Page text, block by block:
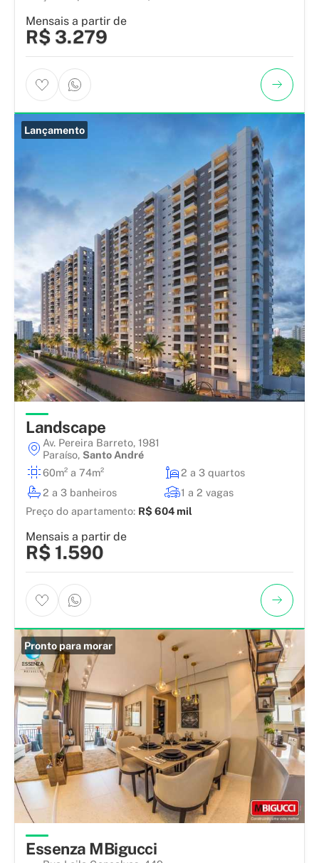
Mensais a partir de
R$ 3.279
Lançamento
Landscape
Av. Pereira Barreto, 1981
Paraíso, Santo André
60m² a 74m²
2 a 3 quartos
2 a 3 banheiros
1 a 2 vagas
Preço do apartamento: R$ 604 mil
Mensais a partir de
R$ 1.590
Pronto para morar
Essenza MBigucci